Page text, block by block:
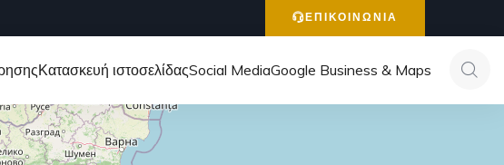
ΕΠΙΚΟΙΝΩΝΙΑ
Κατασκευή ιστοσελίδαςSocial MediaGoogle Business & Maps